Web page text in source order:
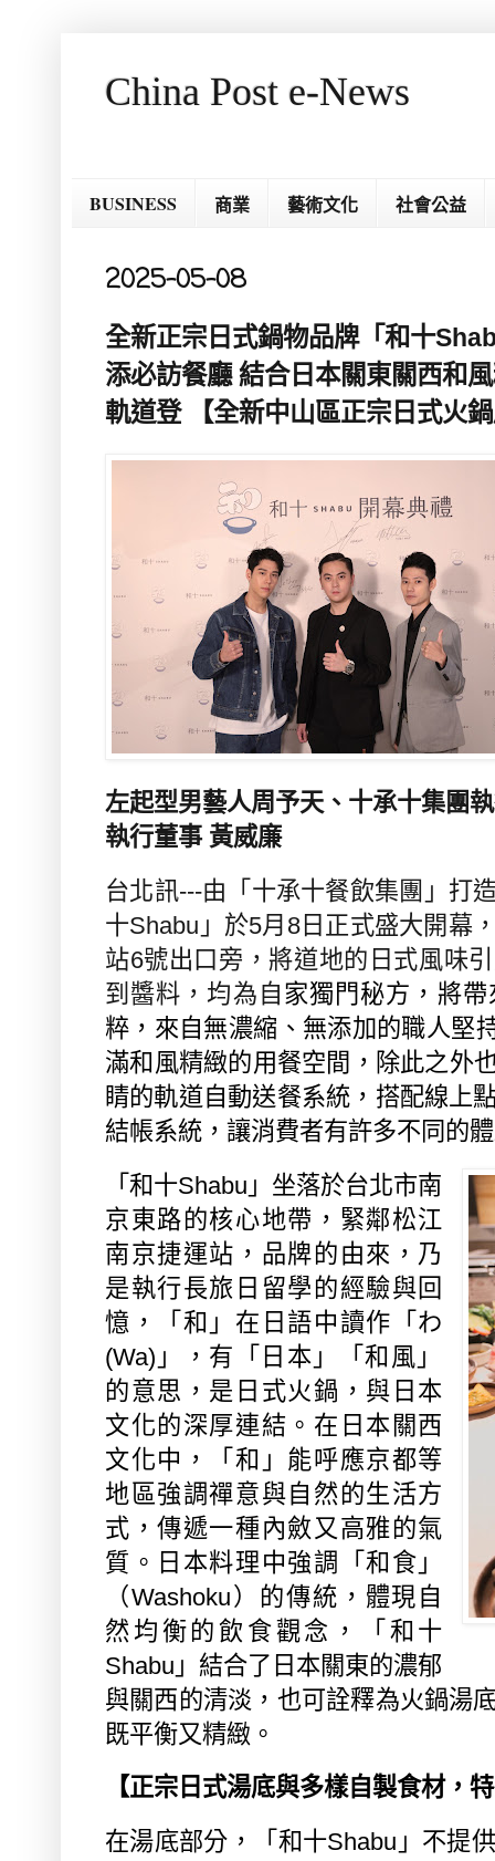
China Post e-News
BUSINESS 商業 藝術文化 社會公益
2025-05-08
全新正宗日式鍋物品牌「和十
添必訪餐廳 結合日本關東關西和
軌道登 【全新中山區正宗日式火
左起型男藝人周予天、十承十集團
執行董事 黃威廉
台北訊---由「十承十餐飲集團」打
十Shabu 」於5月 8日正式盛大開幕
站6號出口旁，將道地的日式風味
到醬料，均為自 家獨門秘方，將帶
粹，來自無濃縮、無添加的職人堅
滿和風精緻的用餐空間，除此之外
睛的軌道自動送餐系統，搭配線上
結帳系統，讓消費者有許多不同的
「和十Shabu 」坐落於台北市南
京東路的核心地帶，緊鄰松江
南京捷運站，品牌的由來，乃
是執行長旅日留學的經驗與回
憶，
「 和」在日語中讀作「わ
(Wa) 」，有「日本」「和風」
的意思，是日式火鍋，與日本
文化的深厚連結。在日本關西
文化中，「和」能呼應京都等
地區強調禪意與自然的生活方
式，傳遞一種內斂又高雅的氣
質。日本料理中強調「和食」
（Washoku ）的傳統，體現自
然均衡的飲食觀念，「和十
Shabu 」結合了日本關東的濃郁
與關西的清淡，也可詮釋為火鍋湯
既平衡又精緻。
【正宗日式湯底與多樣自製食材，
在湯底部分，「和十Shabu 」不提